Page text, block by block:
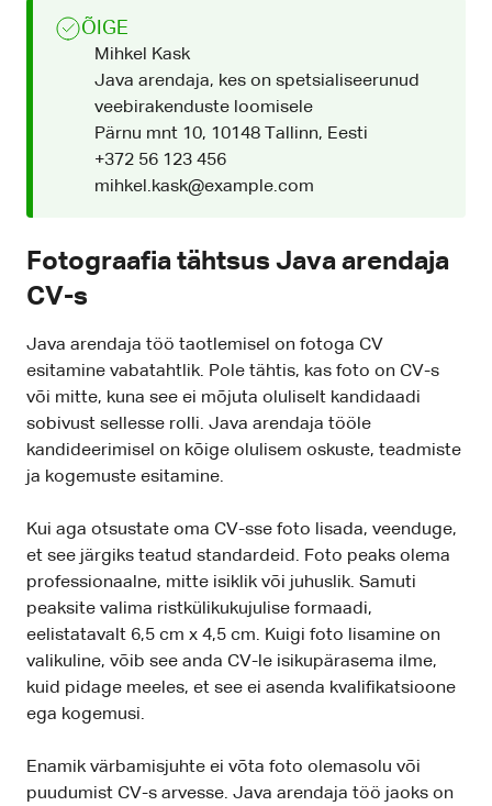
ÕIGE
Mihkel Kask
Java arendaja, kes on spetsialiseerunud
veebirakenduste loomisele
Pärnu mnt 10, 10148 Tallinn, Eesti
+372 56 123 456
mihkel.kask@example.com
Fotograafia tähtsus Java arendaja
CV-s
Java arendaja töö taotlemisel on fotoga CV
esitamine vabatahtlik. Pole tähtis, kas foto on CV-s
või mitte, kuna see ei mõjuta oluliselt kandidaadi
sobivust sellesse rolli. Java arendaja tööle
kandideerimisel on kõige olulisem oskuste, teadmiste
ja kogemuste esitamine.
Kui aga otsustate oma CV-sse foto lisada, veenduge,
et see järgiks teatud standardeid. Foto peaks olema
professionaalne, mitte isiklik või juhuslik. Samuti
peaksite valima ristkülikukujulise formaadi,
eelistatavalt 6,5 cm x 4,5 cm. Kuigi foto lisamine on
valikuline, võib see anda CV-le isikupärasema ilme,
kuid pidage meeles, et see ei asenda kvalifikatsioone
ega kogemusi.
Enamik värbamisjuhte ei võta foto olemasolu või
puudumist CV-s arvesse. Java arendaja töö jaoks on